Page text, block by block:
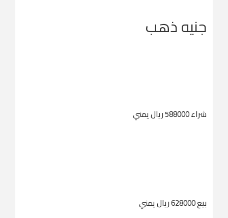
جنيه ذهب
شراء 588000 ريال يمني
بيع 628000 ريال يمني